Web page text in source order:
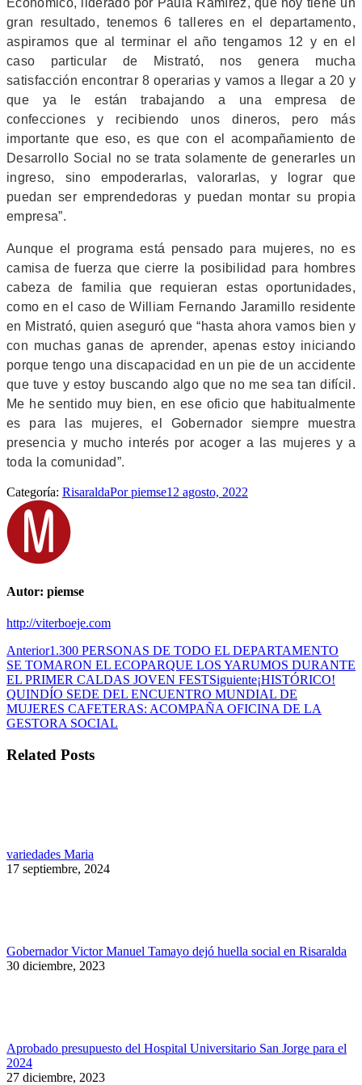
gran resultado, tenemos 6 talleres en el departamento,
aspiramos que al terminar el año tengamos 12 y en el
caso particular de Mistrató, nos genera mucha
satisfacción encontrar 8 operarias y vamos a llegar a 20 y
que ya le están trabajando a una empresa de
confecciones y recibiendo unos dineros, pero más
importante que eso, es que con el acompañamiento de
Desarrollo Social no se trata solamente de generarles un
ingreso, sino empoderarlas, valorarlas, y lograr que
puedan ser emprendedoras y puedan montar su propia
empresa”.
Aunque el programa está pensado para mujeres, no es
camisa de fuerza que cierre la posibilidad para hombres
cabeza de familia que requieran estas oportunidades,
como en el caso de William Fernando Jaramillo residente
en Mistrató, quien aseguró que “hasta ahora vamos bien y
con muchas ganas de aprender, apenas estoy iniciando
porque tengo una discapacidad en un pie de un accidente
que tuve y estoy buscando algo que no me sea tan difícil.
Me he sentido muy bien, en ese oficio que habitualmente
es para las mujeres, el Gobernador siempre muestra
presencia y mucho interés por acoger a las mujeres y a
toda la comunidad”.
Categoría: RisaraldaPorpiemse12 agosto, 2022
Autor: piemse
http://viterboeje.com
Navegación
entre
publicaciones
AnteriorPublicación
anterior:
1.300 PERSONAS DE TODO EL DEPARTAMENTO
SE TOMARON EL ECOPARQUE LOS YARUMOS DURANTE
EL PRIMER CALDAS JOVEN FESTSiguientePublicación
siguiente:
¡HISTÓRICO!
QUINDÍO SEDE DEL ENCUENTRO MUNDIAL DE
MUJERES CAFETERAS: ACOMPAÑA OFICINA DE LA
GESTORA SOCIAL
Related Posts
variedades Maria
17 septiembre, 2024
Gobernador Victor Manuel Tamayo dejó huella social en Risaralda
30 diciembre, 2023
Aprobado presupuesto del Hospital Universitario San Jorge para el
2024
27 diciembre, 2023